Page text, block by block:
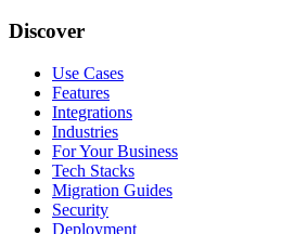
Discover
Use Cases
Features
Integrations
Industries
For Your Business
Tech Stacks
Migration Guides
Security
Deployment